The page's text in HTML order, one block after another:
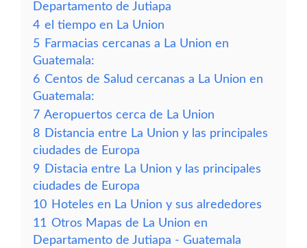
Departamento de Jutiapa
4 el tiempo en La Union
5 Farmacias cercanas a La Union en
Guatemala:
6 Centos de Salud cercanas a La Union en
Guatemala:
7 Aeropuertos cerca de La Union
8 Distancia entre La Union y las principales
ciudades de Europa
9 Distacia entre La Union y las principales
ciudades de Europa
10 Hoteles en La Union y sus alrededores
11 Otros Mapas de La Union en
Departamento de Jutiapa - Guatemala